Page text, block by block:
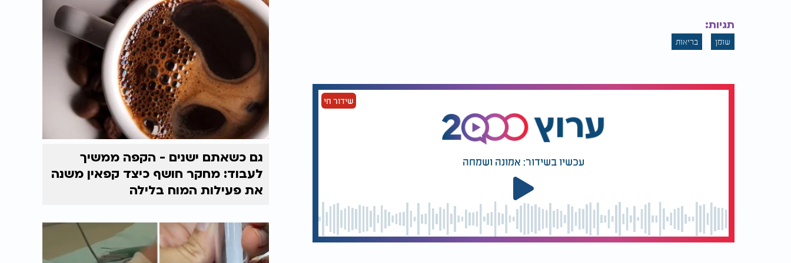
תגיות:
שומן בריאות
שידור חי
עכשיו בשידור: אמונה ושמחה
גם כשאתם ישנים - הקפה ממשיך
לעבוד: מחקר חושף כיצד קפאין משנה
את פעילות המוח בלילה